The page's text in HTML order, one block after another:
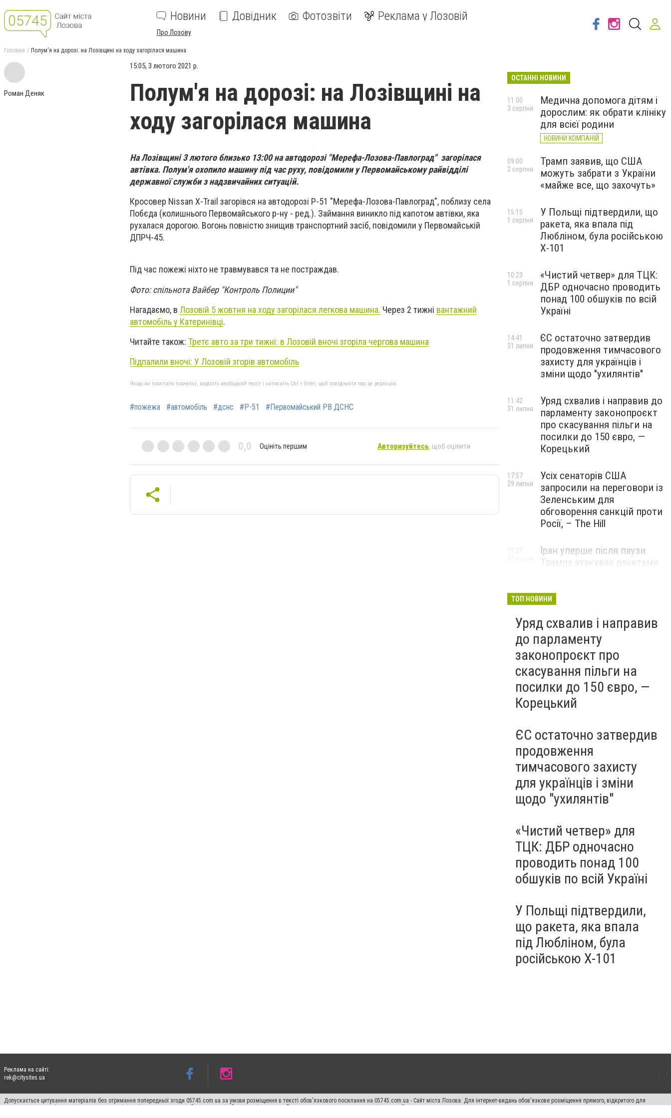
Новини Довідник Фотозвіти Реклама у Лозовій
Про Лозову
Головна Полум'я на дорозі: на Лозівщині на ходу загорілася машина
Роман Деняк
15:05, 3 лютого 2021 р.
Полум'я на дорозі: на Лозівщині на
ходу загорілася машина
На Лозівщині3 лютогоблизько 13:00на автодорозі "Мерефа-Лозова-Павлоград" загорілася
автівка. Полум'я охопило машину під час руху, повідомили у Первомайському райвідділі
державної служби з надзвичайних ситуацій.
Кросовер Nissan X-Trail загорівся на автодорозі Р-51 "Мерефа-Лозова-Павлоград", поблизу села
Побєда (колишнього Первомайського р-ну - ред.). Займання виникло під капотом автівки, яка
рухалася дорогою. Вогонь повністю знищив транспортний засіб, повідомили у Первомайській
ДПРЧ-45.
Під час пожежі ніхто не травмувався та не постраждав.
Фото: спільнота Вайбер "Контроль Полиции"
Нагадаємо, в Лозовій 5 жовтня на ходу загорілася легкова машина. Через 2 тижні вантажний
автомобіль у Катеринівці.
Читайте також: Третє авто за три тижні: в Лозовій вночі згоріла чергова машина
Підпалили вночі: У Лозовій згорів автомобіль
Якщо ви помітили помилку, виділіть необхідний текст і натисніть Ctrl + Enter, щоб повідомити про це редакцію
#пожежа #автомобіль #дснс #Р-51 #Первомайський РВ ДСНС
0,0 Оцініть першим Авторизуйтесь, щоб оцінити
ОСТАННІ НОВИНИ
Медична допомога дітям і
дорослим: як обрати клініку
для всієї родини
НОВИНИ КОМПАНІЙ
11:00
3 серпня
Трамп заявив, що США
можуть забрати з України
«майже все, що захочуть»
09:00
2 серпня
У Польщі підтвердили, що
ракета, яка впала під
Любліном, була російською
Х-101
15:15
1 серпня
«Чистий четвер» для ТЦК:
ДБР одночасно проводить
понад 100 обшуків по всій
Україні
10:23
1 серпня
ЄС остаточно затвердив
продовження тимчасового
захисту для українців і
зміни щодо "ухилянтів"
14:41
31 липня
Уряд схвалив і направив до
парламенту законопроєкт
про скасування пільги на
посилки до 150 євро, —
Корецький
11:42
31 липня
Усіх сенаторів США
запросили на переговори із
Зеленським для
обговорення санкцій проти
Росії, – The Hill
17:57
29 липня
Іран уперше після паузи
Трампа атакував ракетами
15:23
ТОП НОВИНИ
Уряд схвалив і направив
до парламенту
законопроєкт про
скасування пільги на
посилки до 150 євро, —
Корецький
ЄС остаточно затвердив
продовження
тимчасового захисту
для українців і зміни
щодо "ухилянтів"
«Чистий четвер» для
ТЦК: ДБР одночасно
проводить понад 100
обшуків по всій Україні
У Польщі підтвердили,
що ракета, яка впала
під Любліном, була
російською Х-101
Реклама на сайті:
rek@citysites.ua
Допускається цитування матеріалів без отримання попередньої згоди 05745.com.ua за умови розміщення в тексті обов'язкового посилання на 05745.com.ua - Сайт міста Лозова. Для інтернет-видань обов'язкове розміщення прямого, відкритого для
пошукових систем гіперпосилання на цитовані статті не нижче другого абзацу в тексті або в якості джерела. Порушення виняткових прав переслідується Законом.